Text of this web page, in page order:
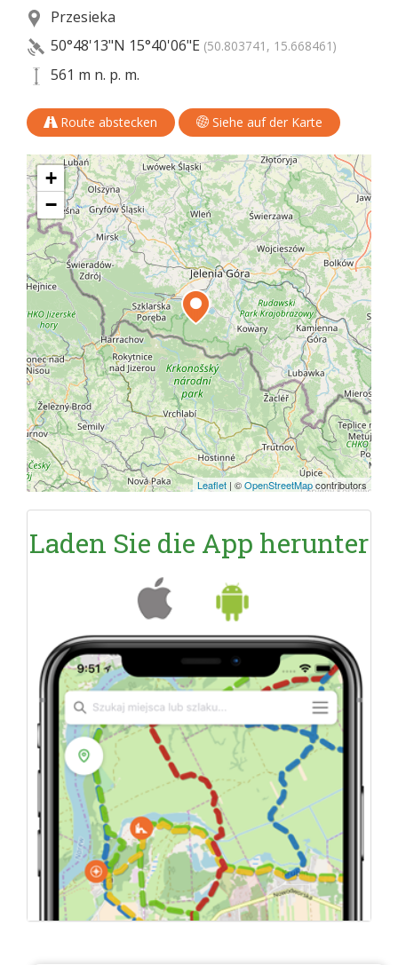
Przesieka
50°48'13"N 15°40'06"E (50.803741, 15.668461)
561 m n. p. m.
Route abstecken Siehe auf der Karte
+
−
Leaflet | ©OpenStreetMapcontributors
Laden Sie die App herunter